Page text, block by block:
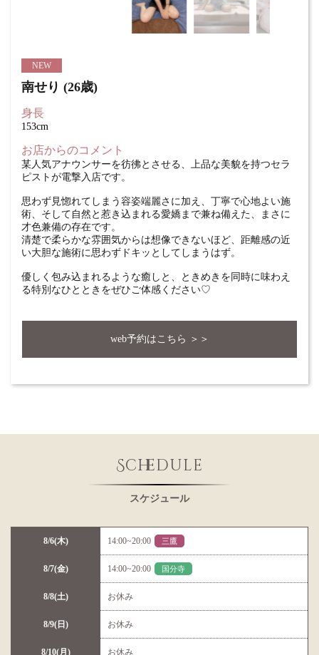
NEW
南せり (26歳)
身長
153cm
お店からのコメント
某人気アナウンサーを彷彿とさせる、上品な美貌を持つセラ
ピストが電撃入店です。
思わず見惚れてしまう容姿端麗さに加え、丁寧で心地よい施
術、そして自然と惹き込まれる愛嬌まで兼ね備えた、まさに
才色兼備の存在です。
清楚で柔らかな雰囲気からは想像できないほど、距離感の近
い大胆な施術に思わずドキッとしてしまうはず。
優しく包み込まれるような癒しと、ときめきを同時に味わえ
る特別なひとときをぜひご体感ください♡
web予約はこちら ＞＞
Schedule
スケジュール
8/6(木)
8/7(金)
8/8(土)
8/9(日)
8/10(月)
14:00~20:00 三鷹
14:00~20:00 国分寺
お休み
お休み
お休み